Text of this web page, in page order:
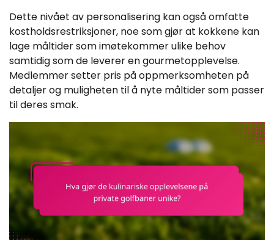
Dette nivået av personalisering kan også omfatte
kostholdsrestriksjoner, noe som gjør at kokkene kan
lage måltider som imøtekommer ulike behov
samtidig som de leverer en gourmetopplevelse.
Medlemmer setter pris på oppmerksomheten på
detaljer og muligheten til å nyte måltider som passer
til deres smak.